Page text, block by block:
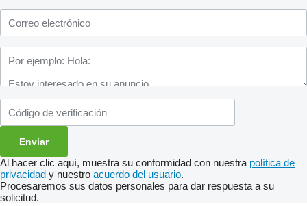
Al hacer clic aquí, muestra su conformidad con nuestra política de
privacidad y nuestro acuerdo del usuario.
Procesaremos sus datos personales para dar respuesta a su
solicitud.